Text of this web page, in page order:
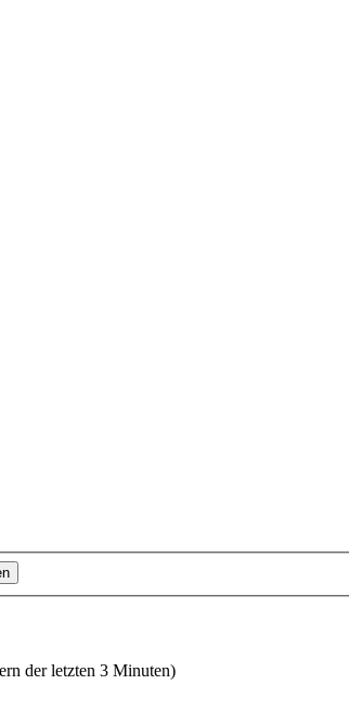
der letzten 3 Minuten)